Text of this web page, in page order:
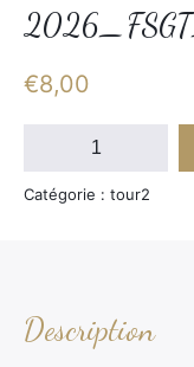
€8,00
quantité
Catégorie : tour2
Description
Photos